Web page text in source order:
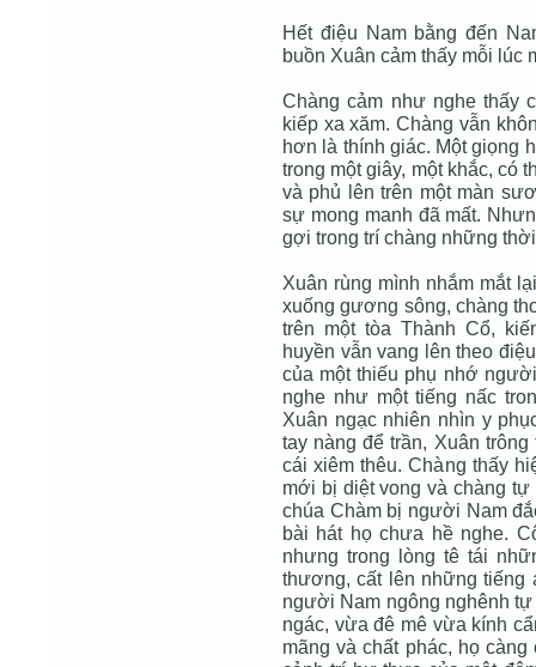
Hết điệu Nam bằng đến
buồn Xuân cảm thấy mỗi lúc
Chàng cảm như nghe thấy
kiếp xa xăm. Chàng vẫn
hơn là thính giác. Một giọng
trong một giây, một khắc, có
và phủ lên trên một màn
sự mong manh đã mất.
gợi trong trí chàng những
Xuân rùng mình nhắm mắt
xuống gương sông, chàng
trên một tòa Thành Cổ,
huyền vẫn vang lên theo
của một thiếu phụ nhớ
nghe như một tiếng nấc
Xuân ngạc nhiên nhìn y
tay nàng để trần, Xuân
cái xiêm thêu. Chàng thấy
mới bị diệt vong và chàng
chúa Chàm bị người Nam
bài hát họ chưa hề nghe.
nhưng trong lòng tê tái
thương, cất lên những tiếng
người Nam ngông nghênh
ngác, vừa đê mê vừa kính
mãng và chất phác, họ